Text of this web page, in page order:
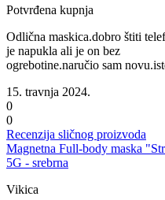
Potvrđena kupnja
Odlična maskica.dobro štiti
je napukla ali je on bez
ogrebotine.naručio sam
15. travnja 2024.
0
0
Recenzija sličnog proizvoda
Magnetna Full-body maska
5G - srebrna
Vikica